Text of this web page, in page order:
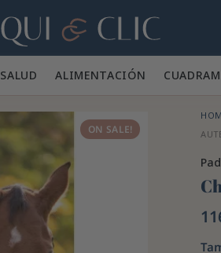
Hogar
SALUD ✨ALIMENTACIÓN 🥕 CUADRA
ON SALE!